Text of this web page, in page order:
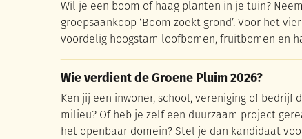
Wil je een boom of haag planten in je tuin?
groepsaankoop ‘Boom zoekt grond’. Voor het
voordelig hoogstam loofbomen, fruitbomen en
Wie verdient de Groene Pluim 2026?
Wie verdient de Groene Pluim 2026?
Ken jij een inwoner, school, vereniging of bedrijf
milieu? Of heb je zelf een duurzaam project
het openbaar domein? Stel je dan kandidaat